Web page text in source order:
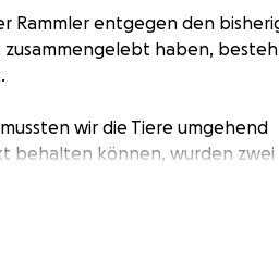
Rammler entgegen den
haben,
wir die Tiere umgehend
behalten können, wurden zwei
werden kann. Da